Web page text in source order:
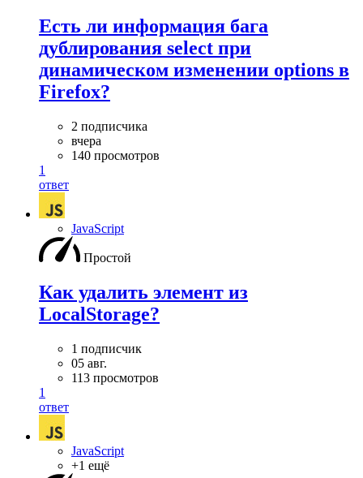
Есть ли информация бага
дублирования select при
динамическом изменении options в
Firefox?
2 подписчика
вчера
140 просмотров
1
ответ
JavaScript
Простой
Как удалить элемент из
LocalStorage?
1 подписчик
05 авг.
113 просмотров
1
ответ
JavaScript
+1 ещё